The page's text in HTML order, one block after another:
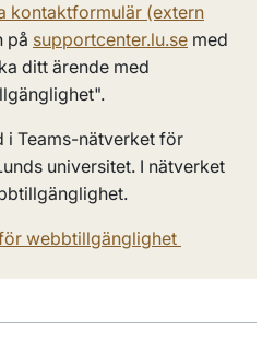
kontaktformulär (extern
på supportcenter.lu.se med
ditt ärende med
i Teams-nätverket för
universitet. I nätverket
webbtillgänglighet